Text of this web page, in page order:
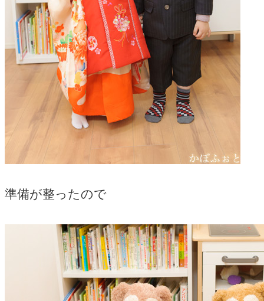
準備が整ったので